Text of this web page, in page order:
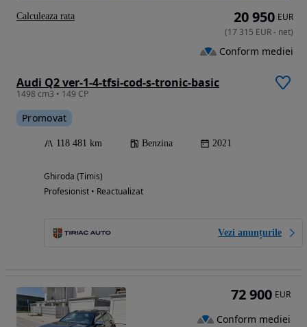
Audi Q2 ver-1-4-tfsi-cod-s-tronic-basic
1498 cm3 • 149 CP
Promovat
118 481 km Benzina 2021
Ghiroda (Timis)
Profesionist • Reactualizat
Vezi anunțurile
20 950 EUR
(17 315 EUR- net)
Conform mediei
Calculeaza rata
72 900 EUR
Conform mediei